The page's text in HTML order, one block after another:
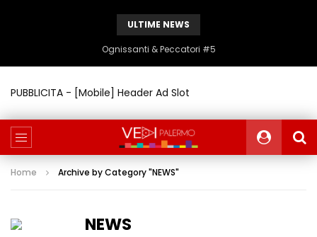
ULTIME NEWS
Ognissanti & Peccatori #5
PUBBLICITA - [Mobile] Header Ad Slot
Home Archive by Category "NEWS"
NEWS